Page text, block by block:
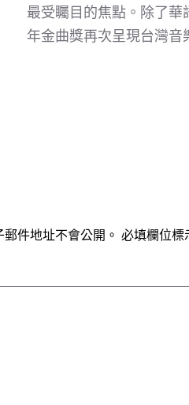
最受矚目的焦點。除了
年金曲獎再次呈現台灣音
件地址不會公開。 必填欄位標